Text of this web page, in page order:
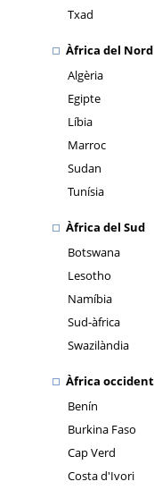
Txad
Àfrica del Nord
Algèria
Egipte
Líbia
Marroc
Sudan
Tunísia
Àfrica del Sud
Botswana
Lesotho
Namíbia
Sud-àfrica
Swazilàndia
Àfrica
Benín
Burkina Faso
Cap Verd
Costa d'Ivori